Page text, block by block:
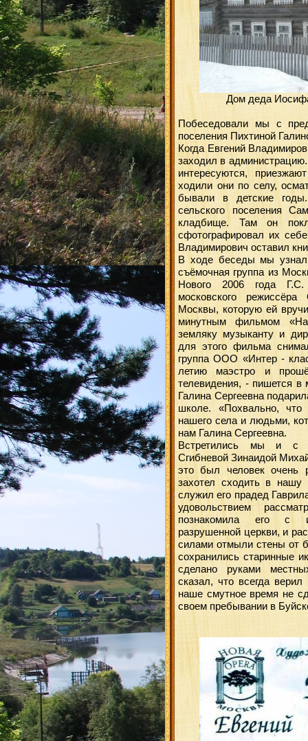
Дом деда
Побеседовали мы с
поселения Пихтиной
Когда Евгений
заходил в
интересуются,
ходили они по селу,
бывали в детские
сельского поселения
кладбище. Там он
сфотографировал их
Владимирович оставил
В ходе беседы мы
съёмочная группа из
Нового 2006 года
московского
Москвы, которую ей
минутным фильмом
земляку музыканту и
для этого фильма
группа ООО «Интер -
летию маэстро и
телевидения, - пишется в
Галина Сергеевна
школе. «Похвально, что
нашего села и людьми,
нам Галина Сергеевна.
Встретились мы и с
Сгибневой Зинаидой
это был человек очень
захотел сходить в нашу
служил его прадед
удовольствием
познакомила его с
разрушенной церкви, и
силами отмыли стены от
сохранились старинные
сделано руками
сказал, что всегда
наше смутное время не
своем пребывании в